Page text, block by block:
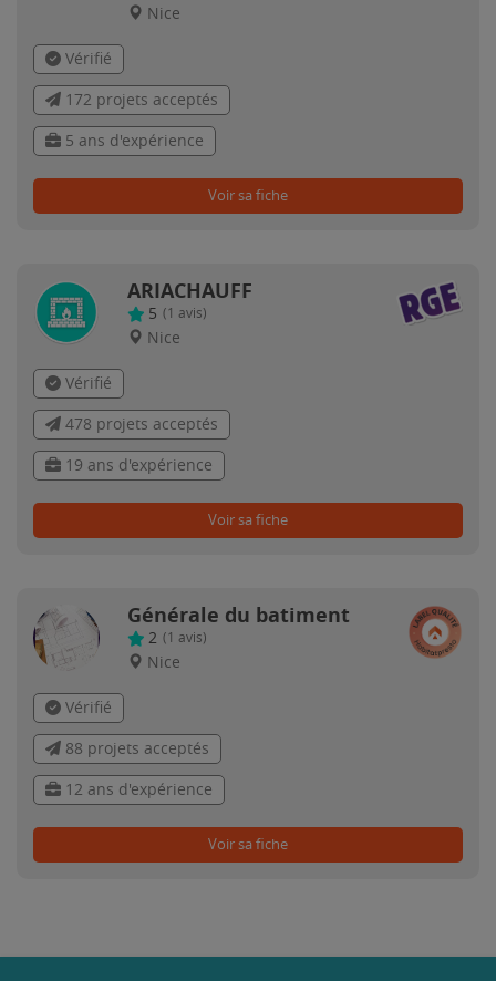
Nice
Vérifié
172 projets acceptés
5 ans d'expérience
Voir sa fiche
ARIACHAUFF
5 (1 avis)
Nice
Vérifié
478 projets acceptés
19 ans d'expérience
Voir sa fiche
Générale du batiment
2 (1 avis)
Nice
Vérifié
88 projets acceptés
12 ans d'expérience
Voir sa fiche